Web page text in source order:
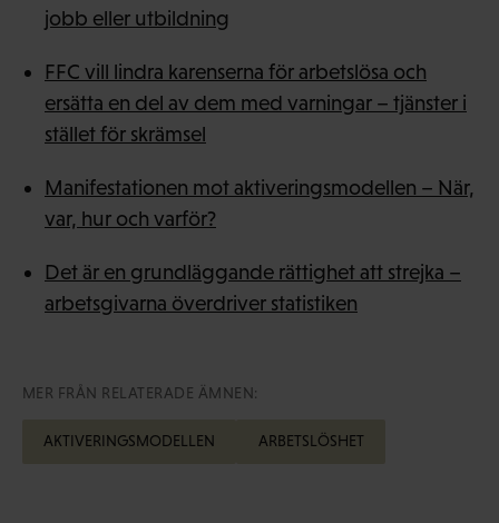
jobb eller utbildning
FFC vill lindra karenserna för arbetslösa och
ersätta en del av dem med varningar – tjänster i
stället för skrämsel
Manifestationen mot aktiveringsmodellen – När,
var, hur och varför?
Det är en grundläggande rättighet att strejka –
arbetsgivarna överdriver statistiken
MER FRÅN RELATERADE ÄMNEN:
AKTIVERINGSMODELLEN ARBETSLÖSHET